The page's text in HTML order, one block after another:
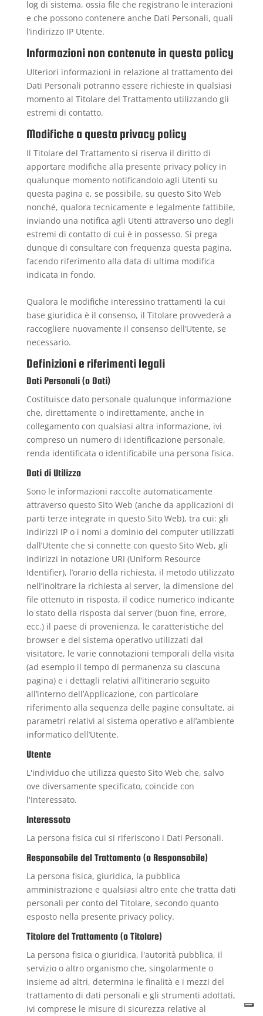
log di sistema, ossia file che registrano le interazioni
e che possono contenere anche Dati Personali, quali
l’indirizzo IP Utente.
Informazioni non contenute in questa policy
Ulteriori informazioni in relazione al trattamento dei
Dati Personali potranno essere richieste in qualsiasi
momento al Titolare del Trattamento utilizzando gli
estremi di contatto.
Modifiche a questa privacy policy
Il Titolare del Trattamento si riserva il diritto di
apportare modifiche alla presente privacy policy in
qualunque momento notificandolo agli Utenti su
questa pagina e, se possibile, su questo Sito Web
nonché, qualora tecnicamente e legalmente fattibile,
inviando una notifica agli Utenti attraverso uno degli
estremi di contatto di cui è in possesso. Si prega
dunque di consultare con frequenza questa pagina,
facendo riferimento alla data di ultima modifica
indicata in fondo.
Qualora le modifiche interessino trattamenti la cui
base giuridica è il consenso, il Titolare provvederà a
raccogliere nuovamente il consenso dell’Utente, se
necessario.
Definizioni e riferimenti legali
Dati Personali (o Dati)
Costituisce dato personale qualunque informazione
che, direttamente o indirettamente, anche in
collegamento con qualsiasi altra informazione, ivi
compreso un numero di identificazione personale,
renda identificata o identificabile una persona fisica.
Dati di Utilizzo
Sono le informazioni raccolte automaticamente
attraverso questo Sito Web (anche da applicazioni di
parti terze integrate in questo Sito Web), tra cui: gli
indirizzi IP o i nomi a dominio dei computer utilizzati
dall’Utente che si connette con questo Sito Web, gli
indirizzi in notazione URI (Uniform Resource
Identifier), l’orario della richiesta, il metodo utilizzato
nell’inoltrare la richiesta al server, la dimensione del
file ottenuto in risposta, il codice numerico indicante
lo stato della risposta dal server (buon fine, errore,
ecc.) il paese di provenienza, le caratteristiche del
browser e del sistema operativo utilizzati dal
visitatore, le varie connotazioni temporali della visita
(ad esempio il tempo di permanenza su ciascuna
pagina) e i dettagli relativi all’itinerario seguito
all’interno dell’Applicazione, con particolare
riferimento alla sequenza delle pagine consultate, ai
parametri relativi al sistema operativo e all’ambiente
informatico dell’Utente.
Utente
L'individuo che utilizza questo Sito Web che, salvo
ove diversamente specificato, coincide con
l'Interessato.
Interessato
La persona fisica cui si riferiscono i Dati Personali.
Responsabile del Trattamento (o Responsabile)
La persona fisica, giuridica, la pubblica
amministrazione e qualsiasi altro ente che tratta dati
personali per conto del Titolare, secondo quanto
esposto nella presente privacy policy.
Titolare del Trattamento (o Titolare)
La persona fisica o giuridica, l'autorità pubblica, il
servizio o altro organismo che, singolarmente o
insieme ad altri, determina le finalità e i mezzi del
trattamento di dati personali e gli strumenti adottati,
ivi comprese le misure di sicurezza relative al